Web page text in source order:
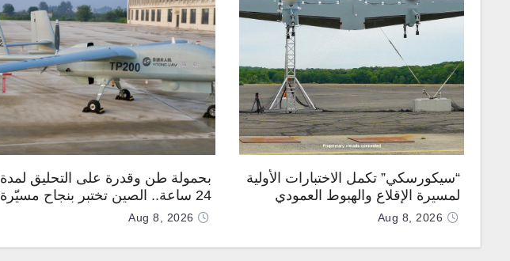
“سيكورسكي” تكمل الاختبارات الأولية
لمسيرة الإقلاع والهبوط العمودي
“نوماد 100”Aug 8, 2026
بحمولة طن وقدرة على التحليق لمدة
24 ساعة.. الصين تختبر بنجاح مسيّرة
“TP200”
Aug 8, 2026